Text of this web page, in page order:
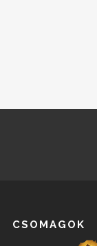
CSOMAGOK